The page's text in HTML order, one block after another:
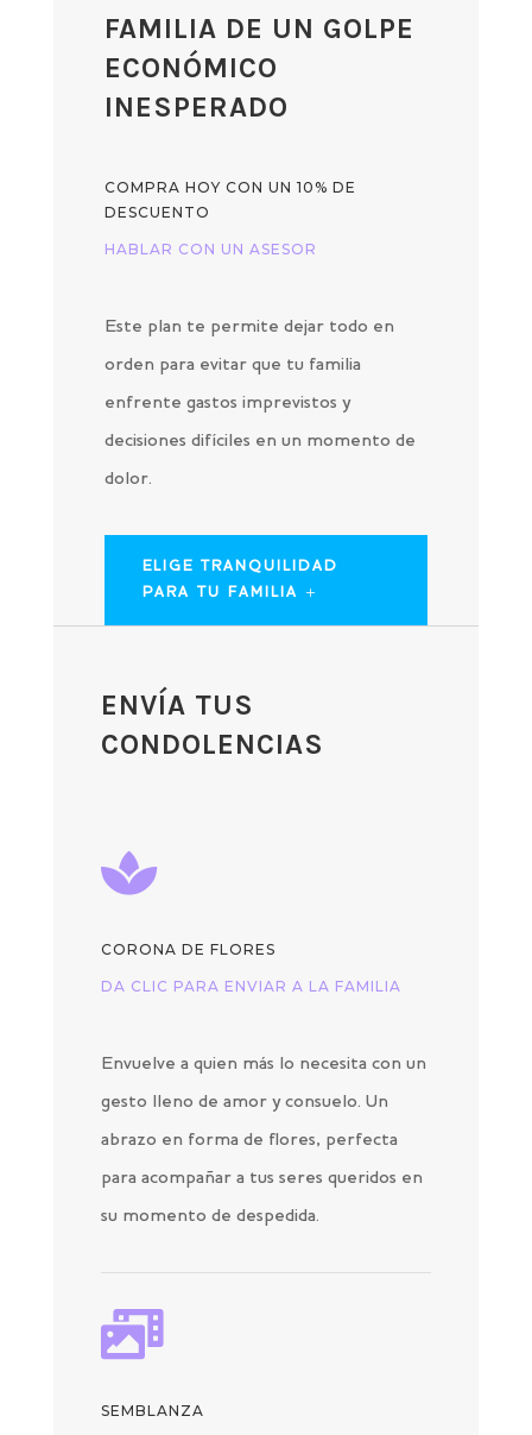
FAMILIA DE UN GOLPE
ECONÓMICO
INESPERADO
COMPRA HOY CON UN 10% DE
DESCUENTO
HABLAR CON UN ASESOR
Este plan te permite dejar todo en
orden para evitar que tu familia
enfrente gastos imprevistos y
decisiones difíciles en un momento de
dolor.
ELIGE TRANQUILIDAD
PARA TU FAMILIA
ENVÍA TUS
CONDOLENCIAS

CORONA DE FLORES
DA CLIC PARA ENVIAR A LA FAMILIA
Envuelve a quien más lo necesita con un
gesto lleno de amor y consuelo. Un
abrazo en forma de flores, perfecta
para acompañar a tus seres queridos en
su momento de despedida.

SEMBLANZA